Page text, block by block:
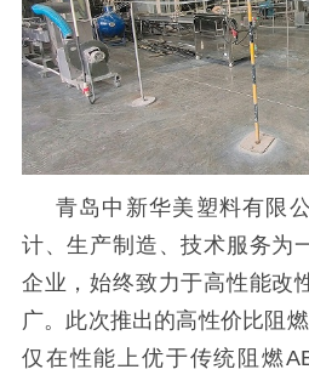
青岛中新华美塑料有限
计、生产制造、技术服务为
企业，始终致力于高性能改
广。此次推出的高性价比阻燃
仅在性能上优于传统阻燃